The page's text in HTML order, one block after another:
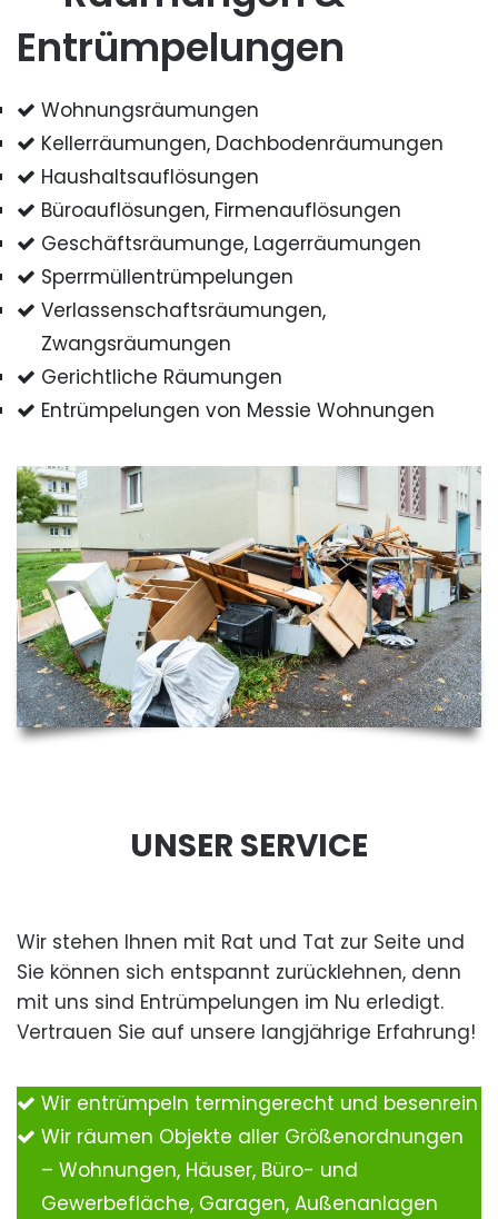
Entrümpelungen
Wohnungsräumungen
Kellerräumungen, Dachbodenräumungen
Haushaltsauflösungen
Büroauflösungen, Firmenauflösungen
Geschäftsräumunge, Lagerräumungen
Sperrmüllentrümpelungen
Verlassenschaftsräumungen,
Zwangsräumungen
Gerichtliche Räumungen
Entrümpelungen von Messie Wohnungen
UNSER SERVICE
Wir stehen Ihnen mit Rat und Tat zur Seite und
Sie können sich entspannt zurücklehnen, denn
mit uns sind Entrümpelungen im Nu erledigt.
Vertrauen Sie auf unsere langjährige Erfahrung!
Wir entrümpeln termingerecht und besenrein
Wir räumen Objekte aller Größenordnungen
– Wohnungen, Häuser, Büro- und
Gewerbefläche, Garagen, Außenanlagen